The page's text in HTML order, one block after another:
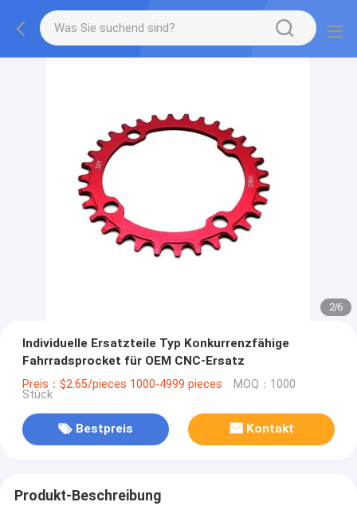
2/6
Individuelle Ersatzteile Typ Konkurrenzfähige
Fahrradsprocket für OEM CNC-Ersatz
Preis：$2.65/pieces 1000-4999 pieces MOQ：1000
Stück
Bestpreis Kontakt
Produkt-Beschreibung